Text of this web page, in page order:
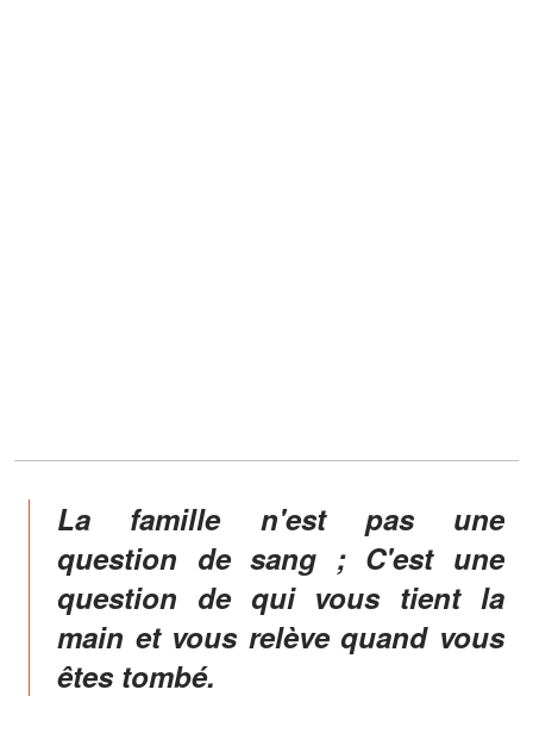
La famille n'est pas une
question de sang ; C'est une
question de qui vous tient la
main et vous relève quand vous
êtes tombé.